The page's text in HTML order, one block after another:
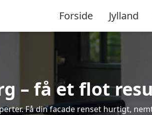
Forside Jylland
– få et flot
Få din facade renset hurtigt,